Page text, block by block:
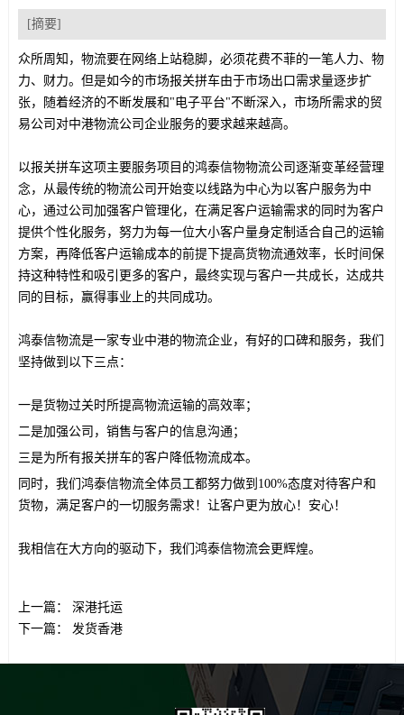
[摘要]
众所周知，物流要在网络上站稳脚，必须花费不菲的一笔人力、物
力、财力。但是如今的市场报关拼车由于市场出口需求量逐步扩
张，随着经济的不断发展和"电子平台"不断深入，市场所需求的贸
易公司对中港物流公司企业服务的要求越来越高。
以报关拼车这项主要服务项目的鸿泰信物物流公司逐渐变革经营理
念，从最传统的物流公司开始变以线路为中心为以客户服务为中
心，通过公司加强客户管理化，在满足客户运输需求的同时为客户
提供个性化服务，努力为每一位大小客户量身定制适合自己的运输
方案，再降低客户运输成本的前提下提高货物流通效率，长时间保
持这种特性和吸引更多的客户，最终实现与客户一共成长，达成共
同的目标，赢得事业上的共同成功。
鸿泰信物流是一家专业中港的物流企业，有好的口碑和服务，我们
坚持做到以下三点：
一是货物过关时所提高物流运输的高效率；
二是加强公司，销售与客户的信息沟通；
三是为所有报关拼车的客户降低物流成本。
同时，我们鸿泰信物流全体员工都努力做到100%态度对待客户和
货物，满足客户的一切服务需求！让客户更为放心！安心！
我相信在大方向的驱动下，我们鸿泰信物流会更辉煌。
上一篇：
深港托运
下一篇：
发货香港